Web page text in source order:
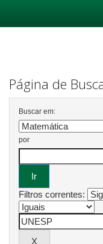
Página de
Buscar em:
por
Filtros correntes: